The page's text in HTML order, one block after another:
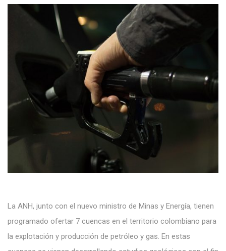
La ANH, junto con el nuevo ministro de Minas y Energía, tienen
programado ofertar 7 cuencas en el territorio colombiano para
la explotación y producción de petróleo y gas. En estas